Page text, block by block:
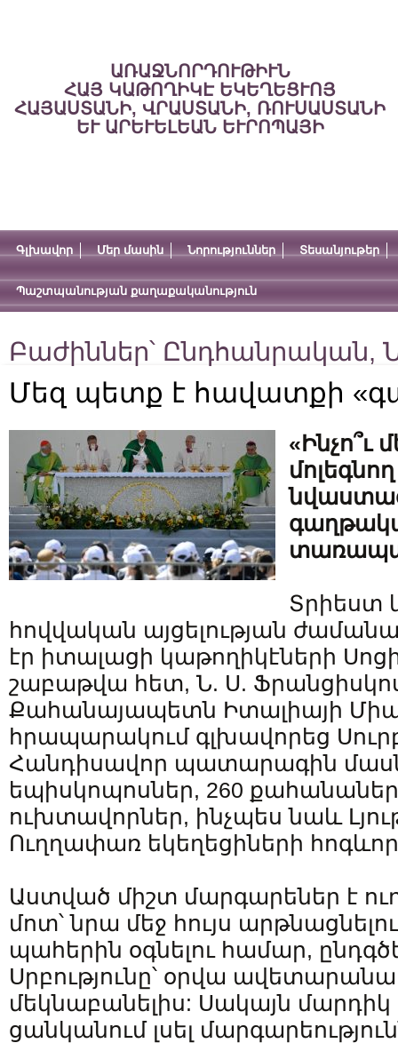
ԱՌԱՋՆՈՐԴՈՒԹԻՒՆ
ՀԱՅ ԿԱԹՈՂԻԿԷ ԵԿԵՂԵՑՒՈՅ
ՀԱՅԱՍՏԱՆԻ, ՎՐԱՍՏԱՆԻ, ՌՈՒՍԱՍՏԱՆԻ
ԵՒ ԱՐԵՒԵԼԵԱՆ ԵՒՐՈՊԱՅԻ
Գլխավոր Մեր մասին Նորություններ Տեսանյութեր
Պաշտպանության քաղաքականություն
Բաժիններ՝ Ընդհանրական,
Մեզ պետք է հավատքի
«Ինչո՞ւ
Տրիեստ
հովվական այցելության
էր իտալացի կաթողիկէների
շաբաթվա հետ, Ն. Ս.
Քահանայապետն Իտալիայի
հրապարակում գլխավորեց
Հանդիսավոր պատարագին
եպիսկոպոսներ, 260
ուխտավորներ, ինչպես նաև
Ուղղափառ եկեղեցիների
Աստված միշտ մարգարեներ է
մոտ՝ նրա մեջ հույս
պահերին օգնելու համար,
Սրբությունը՝ օրվա
մեկնաբանելիս: Սակայն
ցանկանում լսել